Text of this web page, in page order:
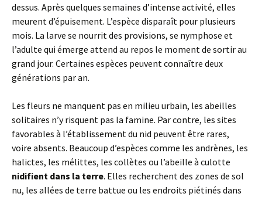
dessus. Après quelques semaines d’intense activité, elles
meurent d’épuisement. L’espèce disparaît pour plusieurs
mois. La larve se nourrit des provisions, se nymphose et
l’adulte qui émerge attend au repos le moment de sortir au
grand jour. Certaines espèces peuvent connaître deux
générations par an.
Les fleurs ne manquent pas en milieu urbain, les abeilles
solitaires n’y risquent pas la famine. Par contre, les sites
favorables à l’établissement du nid peuvent être rares,
voire absents. Beaucoup d’espèces comme les andrènes, les
halictes, les mélittes, les collètes ou l’abeille à culotte
nidifient dans la terre. Elles recherchent des zones de sol
nu, les allées de terre battue ou les endroits piétinés dans